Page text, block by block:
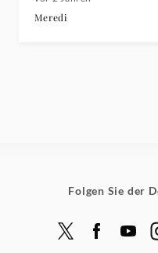
Meredi
Folgen Sie der